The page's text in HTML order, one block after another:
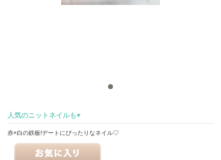
人気のニットネイルも♥
赤×白の鉄板!デートにぴったりなネイル♡